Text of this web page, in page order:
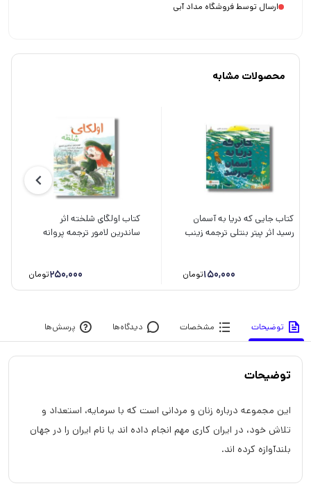
ارسال توسط فروشگاه مداد آبی
محصولات مشابه
کتاب جایی که دریا به آسمان
رسید اثر پیتر بنتلی ترجمه زینب
150,000تومان
کتاب اولگای شلخته اثر
ساندرین لامور ترجمه پروانه
250,000تومان
توضیحات مشخصات دیدگاه‌ها پرسش‌ها
توضیحات
این مجموعه درباره زنان و مردانی است که با سرمایه، استعداد و
تلاش خود، در ایران کاری مهم انجام داده اند یا نام ایران را در جهان
بلندآوازه کرده اند.